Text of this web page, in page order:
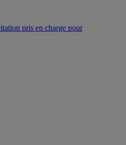
pris en charge pour